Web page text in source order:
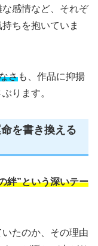
感情など、それぞ
ちを抱いていま
さも、作品に抑揚
ります。
を書き換える
絆”という深いテー
たのか、その理由